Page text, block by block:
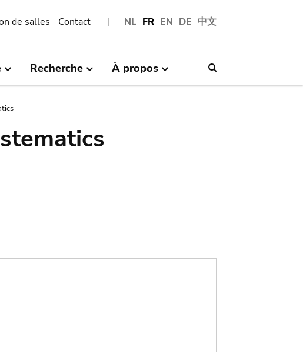
NL FR EN DE 中文
de salles Contact
Recherche À propos